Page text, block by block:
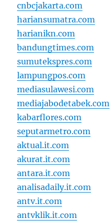
cnbcjakarta.com
hariansumatra.com
harianikn.com
bandungtimes.com
sumutekspres.com
lampungpos.com
mediasulawesi.com
mediajabodetabek.com
kabarflores.com
seputarmetro.com
aktual.it.com
akurat.it.com
antara.it.com
analisadaily.it.com
antv.it.com
antvklik.it.com